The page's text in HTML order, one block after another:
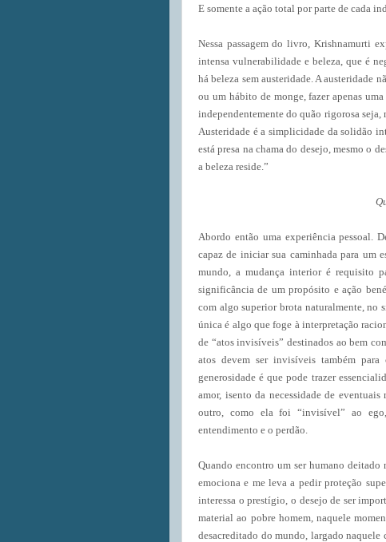
E somente a ação total por parte de cada
Nessa passagem do livro, Krishnamurti
intensa vulnerabilidade e beleza, que é
há beleza sem austeridade. A austeridade
ou um hábito de monge, fazer apenas
independentemente do quão rigorosa seja,
Austeridade é a simplicidade da solidão
está presa na chama do desejo, mesmo o
a beleza reside.”
Abordo então uma experiência pessoal.
capaz de iniciar sua caminhada para um
mundo, a mudança interior é requisito
significância de um propósito e ação
com algo superior brota naturalmente, no
única é algo que foge à interpretação
de “atos invisíveis” destinados ao bem
atos devem ser invisíveis também
generosidade é que pode trazer
amor, isento da necessidade de
outro, como ela foi “invisível” ao
entendimento e o perdão.
Quando encontro um ser humano deitado
emociona e me leva a pedir proteção
interessa o prestígio, o desejo de ser
material ao pobre homem, naquele
desacreditado do mundo, largado naquele